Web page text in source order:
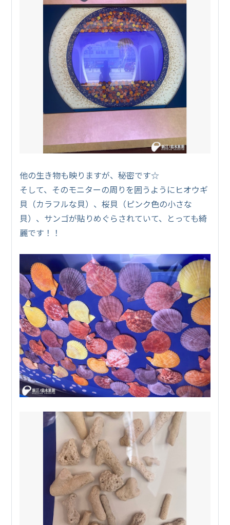
他の生き物も映りますが、秘密です☆
そして、そのモニターの周りを囲うようにヒオウギ
貝（カラフルな貝）、桜貝（ピンク色の小さな
貝）、サンゴが貼りめぐらされていて、とっても綺
麗です！！